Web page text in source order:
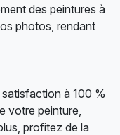
des peintures à
photos, rendant
à 100 %
votre peinture,
profitez de la